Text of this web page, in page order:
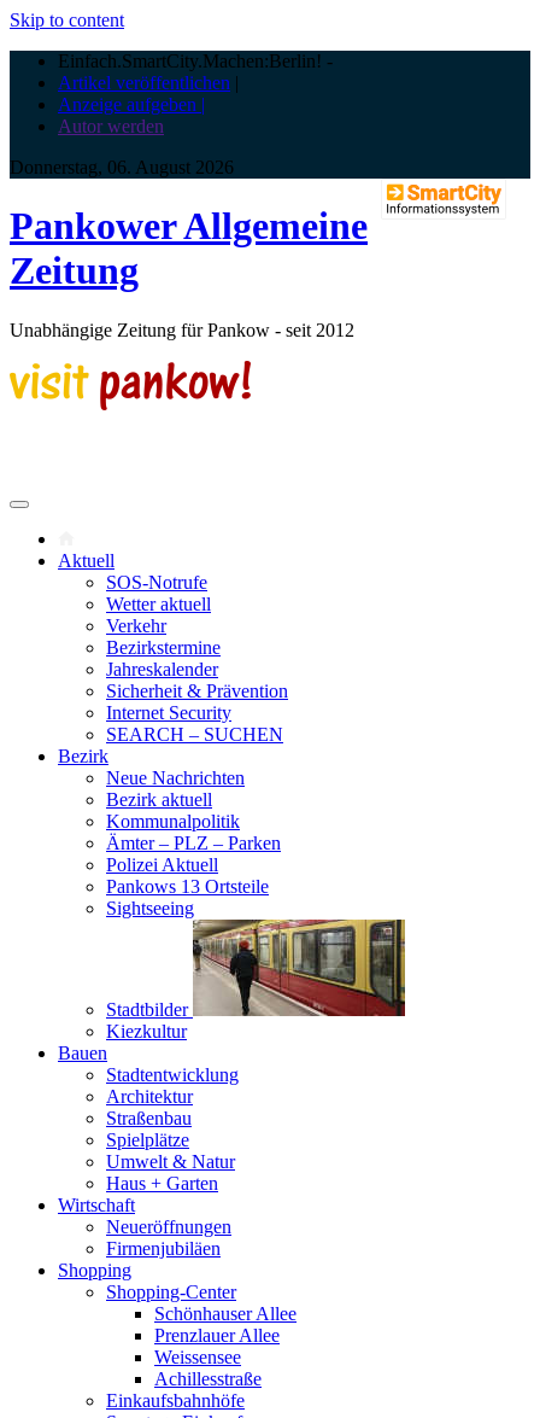
Skip to content
Einfach.SmartCity.Machen:Berlin! -
Artikel veröffentlichen |
Anzeige aufgeben |
Autor werden
Donnerstag, 06. August 2026
Pankower Allgemeine
Zeitung
Unabhängige Zeitung für Pankow - seit 2012
Aktuell
SOS-Notrufe
Wetter aktuell
Verkehr
Bezirkstermine
Jahreskalender
Sicherheit & Prävention
Internet Security
SEARCH – SUCHEN
Bezirk
Neue Nachrichten
Bezirk aktuell
Kommunalpolitik
Ämter – PLZ – Parken
Polizei Aktuell
Pankows 13 Ortsteile
Sightseeing
Stadtbilder
Kiezkultur
Bauen
Stadtentwicklung
Architektur
Straßenbau
Spielplätze
Umwelt & Natur
Haus + Garten
Wirtschaft
Neueröffnungen
Firmenjubiläen
Shopping
Shopping-Center
Schönhauser Allee
Prenzlauer Allee
Weissensee
Achillesstraße
Einkaufsbahnhöfe